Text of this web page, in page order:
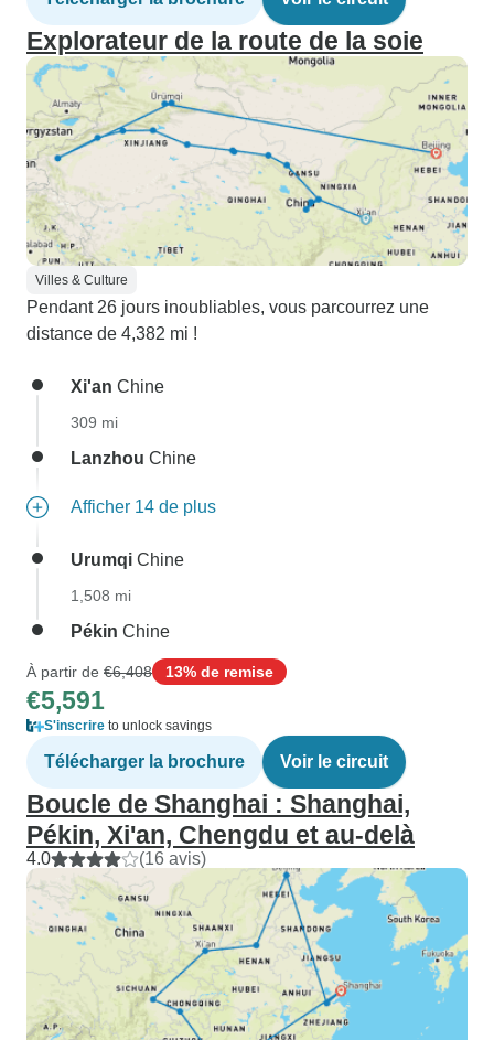
Explorateur de la route de la soie
Villes & Culture
Pendant 26 jours inoubliables, vous parcourrez une
distance de 4,382 mi !
Xi'an Chine
309 mi
Lanzhou Chine
Afficher 14 de plus
Urumqi Chine
1,508 mi
Pékin Chine
À partir de €6,408 13% de remise
€5,591
S'inscrire to unlock savings
Télécharger la brochure Voir le circuit
Boucle de Shanghai : Shanghai,
Pékin, Xi'an, Chengdu et au-delà
4.0 (16 avis)